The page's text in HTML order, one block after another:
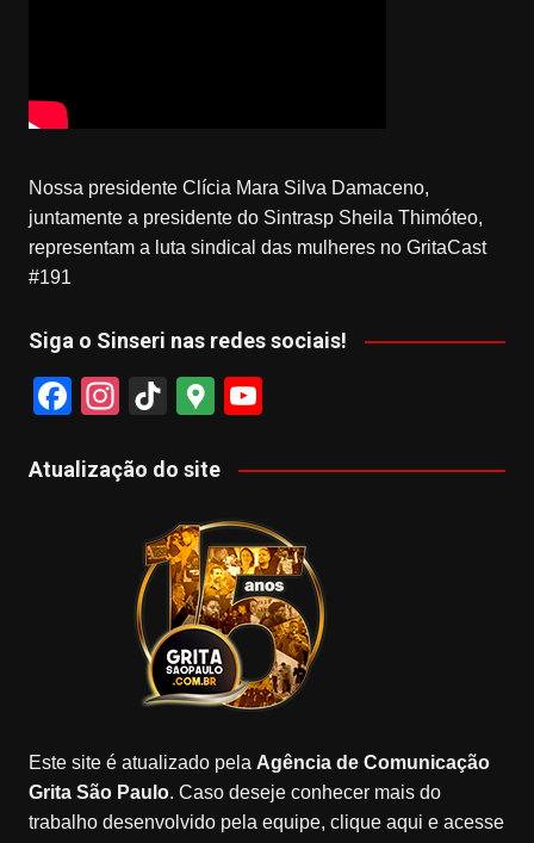
Nossa presidente Clícia Mara Silva Damaceno,
juntamente a presidente do Sintrasp Sheila Thimóteo,
representam a luta sindical das mulheres no GritaCast
#191
Siga o Sinseri nas redes sociais!
F
c
In
a
m
Ti
T
k
G
o
gl
e
M
a
p
s
u
u
b
e
Atualização do site
Este site é atualizado pela Agência de Comunicação
Grita São Paulo. Caso deseje conhecer mais do
trabalho desenvolvido pela equipe, clique aqui e acesse